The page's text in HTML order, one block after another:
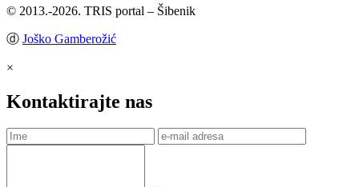
© 2013.-2026. TRIS portal – Šibenik
ⓓ Joško Gamberožić
×
Kontaktirajte nas